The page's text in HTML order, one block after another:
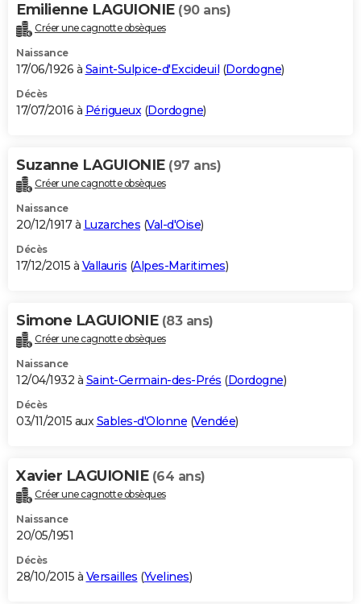
Emilienne LAGUIONIE (90 ans)
Créer une cagnotte obsèques
Naissance
17/06/1926 à Saint-Sulpice-d'Excideuil (Dordogne)
Décès
17/07/2016 à Périgueux(Dordogne)
Suzanne LAGUIONIE (97 ans)
Créer une cagnotte obsèques
Naissance
20/12/1917 à Luzarches (Val-d'Oise)
Décès
17/12/2015 à Vallauris (Alpes-Maritimes)
Simone LAGUIONIE (83 ans)
Créer une cagnotte obsèques
Naissance
12/04/1932 à Saint-Germain-des-Prés (Dordogne)
Décès
03/11/2015 auxSables-d'Olonne (Vendée)
Xavier LAGUIONIE (64 ans)
Créer une cagnotte obsèques
Naissance
20/05/1951
Décès
28/10/2015 à Versailles (Yvelines)